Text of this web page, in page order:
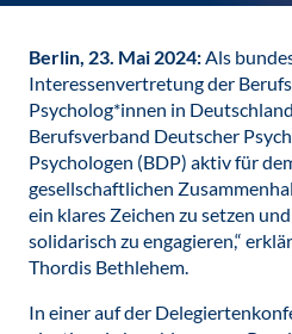
Berlin, 23. Mai 2024:Als
Interessenvertretung der
Psycholog*innen in
Berufsverband Deutscher
Psychologen (BDP) aktiv für
gesellschaftlichen
ein klares Zeichen zu setzen
solidarisch zu engagieren,“
Thordis Bethlehem.
In einer auf der